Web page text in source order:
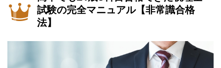
試験の完全マニュアル【非常識合格
法】